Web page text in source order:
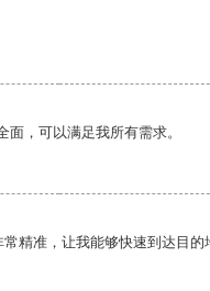
面，可以满足我所有需求。
精准，让我能够快速到达目的